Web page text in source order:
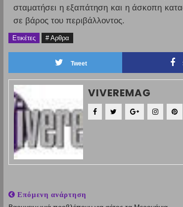
σταματήσει η εξαπάτηση και η άσκοπη
σε βάρος του περιβάλλοντος.
Ετικέτες # Αρθρα
Tweet
VIVEREMAG
Επόμενη ανάρτηση